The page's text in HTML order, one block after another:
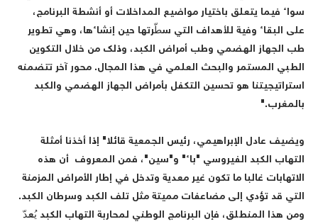
سواء فيما يتعلق باختيار مواضيع المداخلات أو أنشطة البرنامج،
على البقاء وفية للأهداف التي سطّرتها حين إنشاءها، وهي تطوير
طب الجهاز الهضمي وطب أمراض الكبد، وذلك من خلال التكوين
الطبي المستمر والبحث العلمي في هذا المجال. محور آخر تتضمنه
استراتيجيتنا هو تحسين التكفل بأمراض الجهاز الهضمي والكبد
بالمغرب."
ويضيف عادل الإبراهيمي، رئيس الجمعية قائلا" إذا أخذنا أمثلة
التهاب الكبد الفيروسي "باء" و"سين"، فمن المعروف أن هذه
الاتهابات غالبا ما تكون غير معدية وتدخل في إطار الأمراض المزمنة
التي قد تؤدي إلى مضاعفات مميتة مثل تلف الكبد وسرطان الكبد.
ومن هذا المنطلق، فإن البرنامج الوطني لمحاربة التهاب الكبد يُعدّ